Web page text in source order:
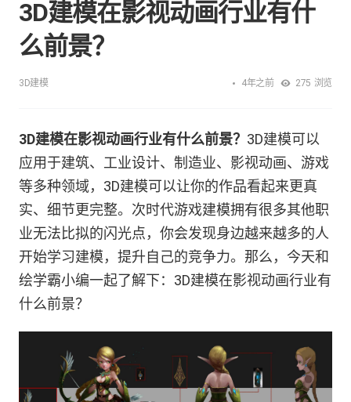
3D建模在影视动画行业有什
么前景？
3D建模 4年之前 275 浏览
3D建模在影视动画行业有什么前景？ 3D建模可以
应用于建筑、工业设计、制造业、影视动画、游戏
等多种领域，3D建模可以让你的作品看起来更真
实、细节更完整。次时代游戏建模拥有很多其他职
业无法比拟的闪光点，你会发现身边越来越多的人
开始学习建模，提升自己的竞争力。那么，今天和
绘学霸小编一起了解下：3D建模在影视动画行业有
什么前景？